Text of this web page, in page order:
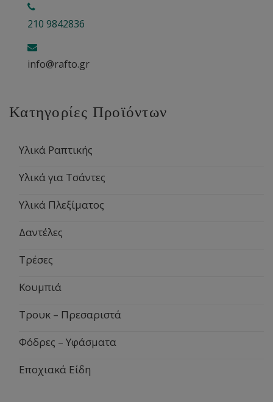
210 9842836
info@rafto.gr
Κατηγορίες Προϊόντων
Υλικά Ραπτικής
Υλικά για Τσάντες
Υλικά Πλεξίματος
Δαντέλες
Τρέσες
Κουμπιά
Τρουκ – Πρεσαριστά
Φόδρες – Υφάσματα
Εποχιακά Είδη